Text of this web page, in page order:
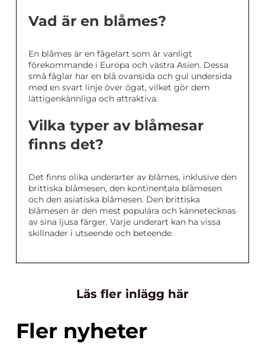
Vad är en blåmes?
En blåmes är en fågelart som är vanligt
förekommande i Europa och västra Asien. Dessa
små fåglar har en blå ovansida och gul undersida
med en svart linje över ögat, vilket gör dem
lättigenkännliga och attraktiva.
Vilka typer av blåmesar
finns det?
Det finns olika underarter av blåmes, inklusive den
brittiska blåmesen, den kontinentala blåmesen
och den asiatiska blåmesen. Den brittiska
blåmesen är den mest populära och kännetecknas
av sina ljusa färger. Varje underart kan ha vissa
skillnader i utseende och beteende.
Läs fler inlägg här
Fler nyheter